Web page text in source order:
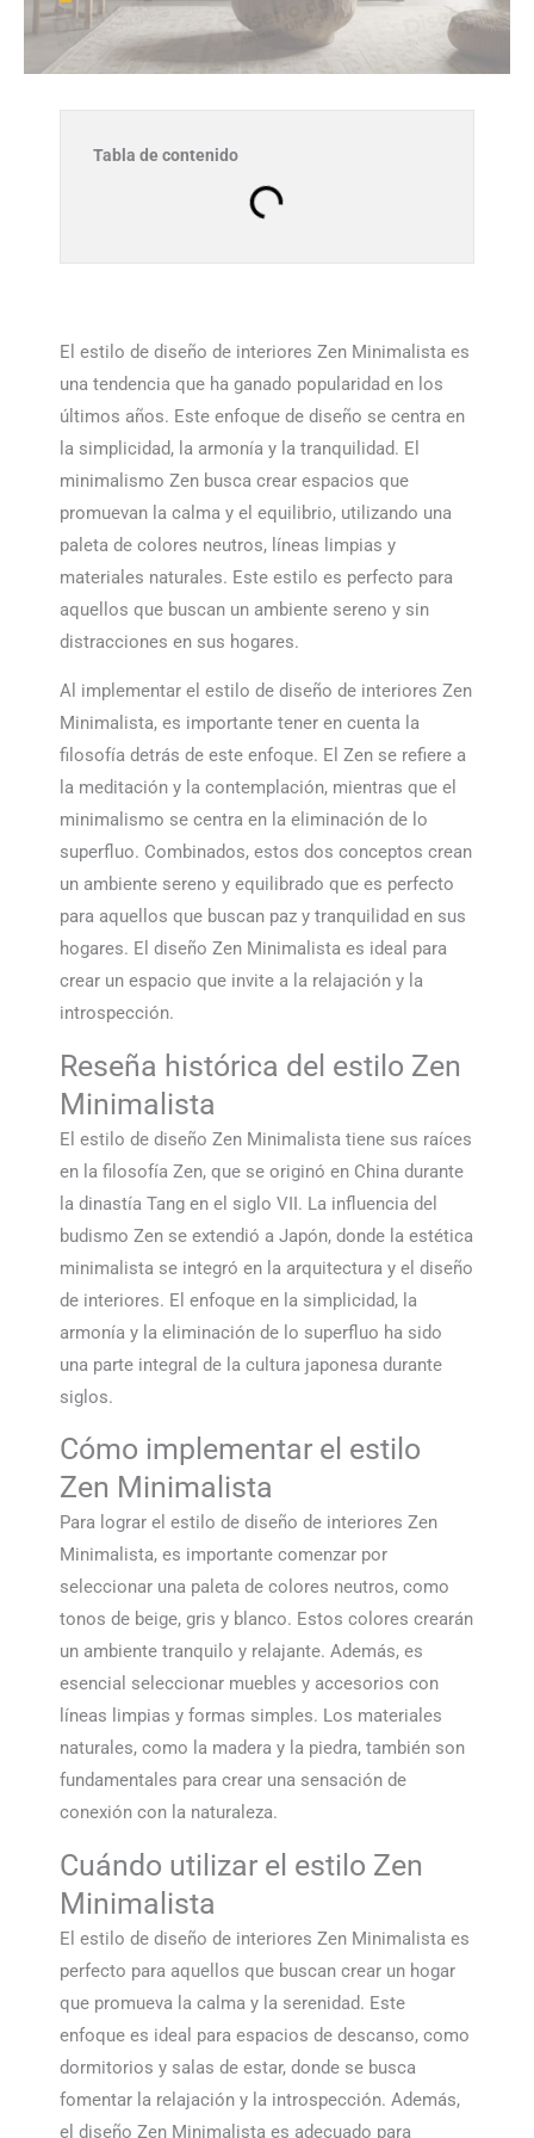
Tabla de contenido
El estilo de diseño de interiores Zen Minimalista es
una tendencia que ha ganado popularidad en los
últimos años. Este enfoque de diseño se centra en
la simplicidad, la armonía y la tranquilidad. El
minimalismo Zen busca crear espacios que
promuevan la calma y el equilibrio, utilizando una
paleta de colores neutros, líneas limpias y
materiales naturales. Este estilo es perfecto para
aquellos que buscan un ambiente sereno y sin
distracciones en sus hogares.
Al implementar el estilo de diseño de interiores Zen
Minimalista, es importante tener en cuenta la
filosofía detrás de este enfoque. El Zen se refiere a
la meditación y la contemplación, mientras que el
minimalismo se centra en la eliminación de lo
superfluo. Combinados, estos dos conceptos crean
un ambiente sereno y equilibrado que es perfecto
para aquellos que buscan paz y tranquilidad en sus
hogares. El diseño Zen Minimalista es ideal para
crear un espacio que invite a la relajación y la
introspección.
Reseña histórica del estilo Zen
Minimalista
El estilo de diseño Zen Minimalista tiene sus raíces
en la filosofía Zen, que se originó en China durante
la dinastía Tang en el siglo VII. La influencia del
budismo Zen se extendió a Japón, donde la estética
minimalista se integró en la arquitectura y el diseño
de interiores. El enfoque en la simplicidad, la
armonía y la eliminación de lo superfluo ha sido
una parte integral de la cultura japonesa durante
siglos.
Cómo implementar el estilo
Zen Minimalista
Para lograr el estilo de diseño de interiores Zen
Minimalista, es importante comenzar por
seleccionar una paleta de colores neutros, como
tonos de beige, gris y blanco. Estos colores crearán
un ambiente tranquilo y relajante. Además, es
esencial seleccionar muebles y accesorios con
líneas limpias y formas simples. Los materiales
naturales, como la madera y la piedra, también son
fundamentales para crear una sensación de
conexión con la naturaleza.
Cuándo utilizar el estilo Zen
Minimalista
El estilo de diseño de interiores Zen Minimalista es
perfecto para aquellos que buscan crear un hogar
que promueva la calma y la serenidad. Este
enfoque es ideal para espacios de descanso, como
dormitorios y salas de estar, donde se busca
fomentar la relajación y la introspección. Además,
el diseño Zen Minimalista es adecuado para